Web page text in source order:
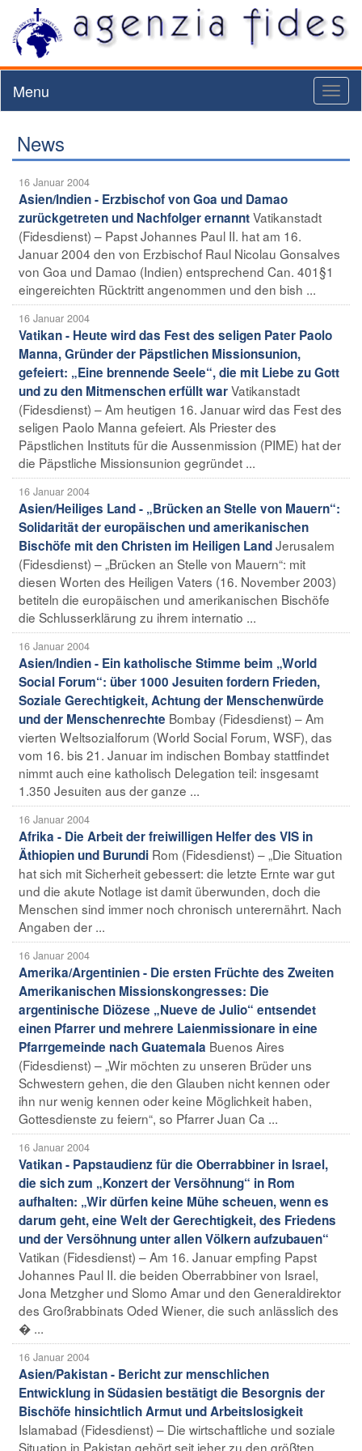
Menu
News
16 Januar 2004
Asien/Indien - Erzbischof von Goa und Damao
zurückgetreten und Nachfolger ernanntVatikanstadt
(Fidesdienst) – Papst Johannes Paul II. hat am 16.
Januar 2004 den von Erzbischof Raul Nicolau Gonsalves
von Goa und Damao (Indien) entsprechend Can. 401§1
eingereichten Rücktritt angenommen und den bish ...
16 Januar 2004
Vatikan - Heute wird das Fest des seligen Pater Paolo
Manna, Gründer der Päpstlichen Missionsunion,
gefeiert: „Eine brennende Seele“, die mit Liebe zu Gott
und zu den Mitmenschen erfüllt warVatikanstadt
(Fidesdienst) – Am heutigen 16. Januar wird das Fest des
seligen Paolo Manna gefeiert. Als Priester des
Päpstlichen Instituts für die Aussenmission (PIME) hat der
die Päpstliche Missionsunion gegründet ...
16 Januar 2004
Asien/Heiliges Land - „Brücken an Stelle von Mauern“:
Solidarität der europäischen und amerikanischen
Bischöfe mit den Christen im Heiligen LandJerusalem
(Fidesdienst) – „Brücken an Stelle von Mauern“: mit
diesen Worten des Heiligen Vaters (16. November 2003)
betiteln die europäischen und amerikanischen Bischöfe
die Schlusserklärung zu ihrem internatio ...
16 Januar 2004
Asien/Indien - Ein katholische Stimme beim „World
Social Forum“: über 1000 Jesuiten fordern Frieden,
Soziale Gerechtigkeit, Achtung der Menschenwürde
und der Menschenrechte Bombay (Fidesdienst) – Am
vierten Weltsozialforum (World Social Forum, WSF), das
vom 16. bis 21. Januar im indischen Bombay stattfindet
nimmt auch eine katholisch Delegation teil: insgesamt
1.350 Jesuiten aus der ganze ...
16 Januar 2004
Afrika - Die Arbeit der freiwilligen Helfer des VIS in
Äthiopien und Burundi Rom (Fidesdienst) – „Die Situation
hat sich mit Sicherheit gebessert: die letzte Ernte war gut
und die akute Notlage ist damit überwunden, doch die
Menschen sind immer noch chronisch unterernährt. Nach
Angaben der ...
16 Januar 2004
Amerika/Argentinien - Die ersten Früchte des Zweiten
Amerikanischen Missionskongresses: Die
argentinische Diözese „Nueve de Julio“ entsendet
einen Pfarrer und mehrere Laienmissionare in eine
Pfarrgemeinde nach Guatemala Buenos Aires
(Fidesdienst) – „Wir möchten zu unseren Brüder uns
Schwestern gehen, die den Glauben nicht kennen oder
ihn nur wenig kennen oder keine Möglichkeit haben,
Gottesdienste zu feiern“, so Pfarrer Juan Ca ...
16 Januar 2004
Vatikan - Papstaudienz für die Oberrabbiner in Israel,
die sich zum „Konzert der Versöhnung“ in Rom
aufhalten: „Wir dürfen keine Mühe scheuen, wenn es
darum geht, eine Welt der Gerechtigkeit, des Friedens
und der Versöhnung unter allen Völkern aufzubauen“
Vatikan (Fidesdienst) – Am 16. Januar empfing Papst
Johannes Paul II. die beiden Oberrabbiner von Israel,
Jona Metzgher und Slomo Amar und den Generaldirektor
des Großrabbinats Oded Wiener, die such anlässlich des
� ...
16 Januar 2004
Asien/Pakistan - Bericht zur menschlichen
Entwicklung in Südasien bestätigt die Besorgnis der
Bischöfe hinsichtlich Armut und Arbeitslosigkeit
Islamabad (Fidesdienst) – Die wirtschaftliche und soziale
Situation in Pakistan gehört seit jeher zu den größten